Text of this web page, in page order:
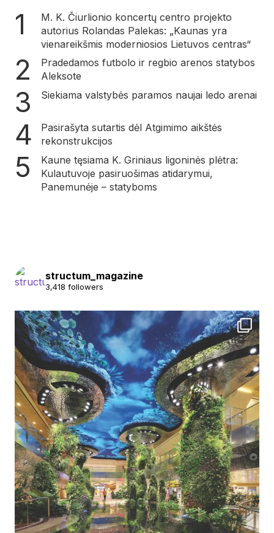
M. K. Čiurlionio koncertų centro projekto
autorius Rolandas Palekas: „Kaunas yra
vienareikšmis moderniosios Lietuvos centras“
Pradedamos futbolo ir regbio arenos statybos
Aleksote
Siekiama valstybės paramos naujai ledo arenai
Pasirašyta sutartis dėl Atgimimo aikštės
rekonstrukcijos
Kaune tęsiama K. Griniaus ligoninės plėtra:
Kulautuvoje pasiruošimas atidarymui,
Panemunėje – statyboms
structum_magazine
3,418 followers